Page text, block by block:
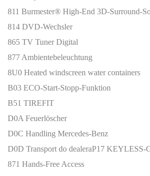
811 Burmester® High-End 3D-Surround-
814 DVD-Wechsler
865 TV Tuner Digital
877 Ambientebeleuchtung
8U0 Heated windscreen water containers
B03 ECO-Start-Stopp-Funktion
B51 TIREFIT
D0A Feuerlöscher
D0C Handling Mercedes-Benz
D0D Transport do dealeraP17 KEYLESS-
871 Hands-Free Access